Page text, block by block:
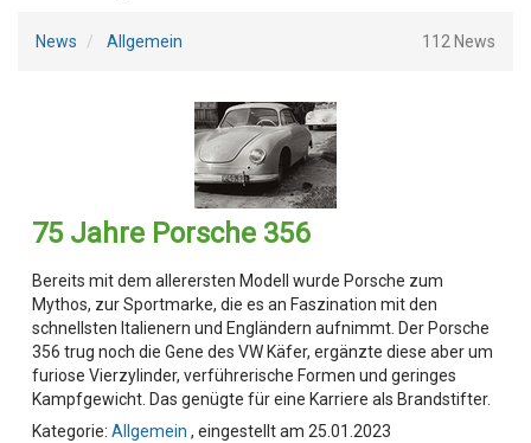
News Allgemein 112 News
75 Jahre Porsche 356
Bereits mit dem allerersten Modell wurde Porsche zum
Mythos, zur Sportmarke, die es an Faszination mit den
schnellsten Italienern und Engländern aufnimmt. Der Porsche
356 trug noch die Gene des VW Käfer, ergänzte diese aber um
furiose Vierzylinder, verführerische Formen und geringes
Kampfgewicht. Das genügte für eine Karriere als Brandstifter.
Kategorie: Allgemein , eingestellt am 25.01.2023